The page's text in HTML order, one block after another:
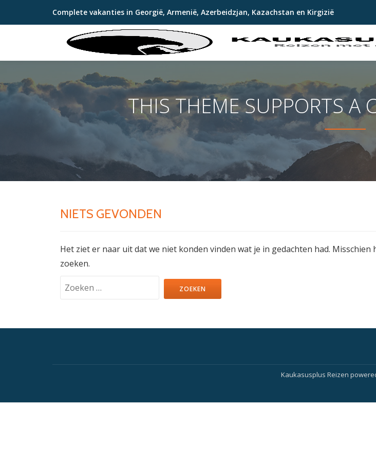
Ga
inhoud
Complete vakanties in Georgië, Armenië, Azerbeidzjan, Kazachstan en Kirgizië
THIS THEME SUPPORTS A
NIETS GEVONDEN
Het ziet er naar uit dat we niet konden vinden wat je in gedachten had. Misschien
zoeken.
Zoeken
naar:
Secondair
Kaukasusplus Reizen